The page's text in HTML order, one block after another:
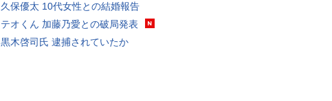
久保優太 10代女性との結婚報告
テオくん 加藤乃愛との破局発表
黒木啓司氏 逮捕されていたか